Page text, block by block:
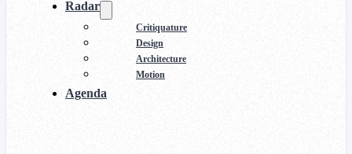
Radar
Critiquature
Design
Architecture
Motion
Agenda